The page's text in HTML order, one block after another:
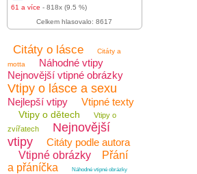
61 a více - 818x (9.5 %)
Celkem hlasovalo: 8617
Citáty o lásce
Citáty a
motta
Náhodné vtipy
Nejnovější vtipné obrázky
Vtipy o lásce a sexu
Nejlepší vtipy Vtipné texty
Vtipy o dětech
Vtipy o
zvířatech
Nejnovější
vtipy
Citáty podle autora
Vtipné obrázky
Přání
a přáníčka
Náhodné vtipné obrázky